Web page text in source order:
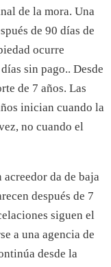
de la mora. Una
de 90 días de
ocurre
sin pago.. Desde
de 7 años. Las
inician cuando la
no cuando el
acreedor da de baja
después de 7
siguen el
a una agencia de
desde la